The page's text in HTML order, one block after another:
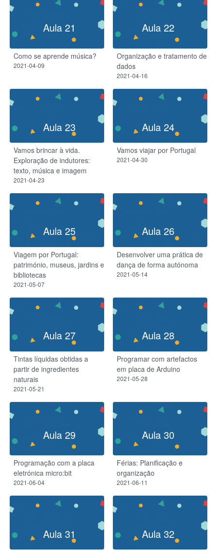
Aula 21
Como se aprende música?
2021-04-09
Aula 22
Organização e tratamento de
dados​
2021-04-16
Aula 23
Vamos brincar à vida.
Exploração de indutores:
texto, música e imagem
2021-04-23
Aula 24
Vamos viajar por Portugal
2021-04-30
Aula 25
Viagem por Portugal:
património, museus, jardins e
bibliotecas
2021-05-07
Aula 26
Desenvolver uma prática de
dança de forma autónoma
2021-05-14
Aula 27
Tintas líquidas obtidas a
partir de ingredientes
naturais
2021-05-21
Aula 28
Programar com artefactos
em placa de Arduino
2021-05-28
Aula 29
Programação com a placa
eletrónica micro:bit
2021-06-04
Aula 30
Férias: Planificação e
organização
2021-06-11
Aula 31 Aula 32